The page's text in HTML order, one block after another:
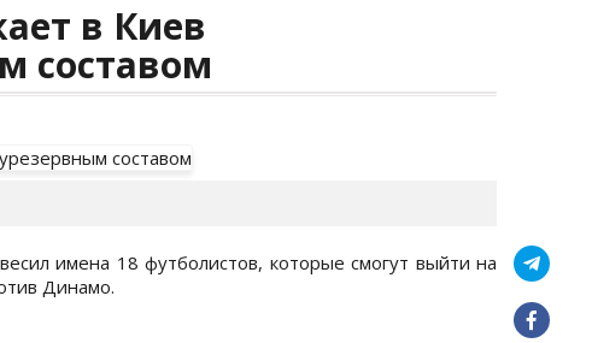
в Киев
составом
имена 18 футболистов, которые смогут выйти на
Динамо.